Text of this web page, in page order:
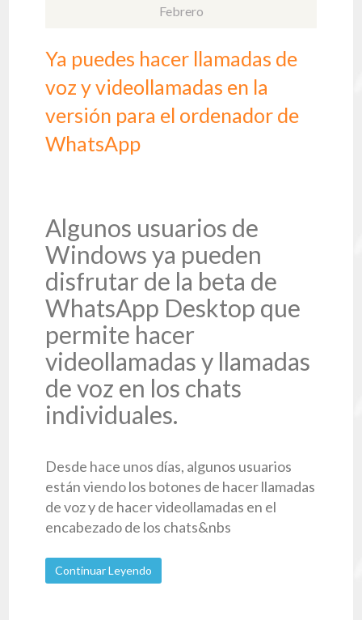
Febrero
Ya puedes hacer llamadas de
voz y videollamadas en la
versión para el ordenador de
WhatsApp
Algunos usuarios de
Windows ya pueden
disfrutar de la beta de
WhatsApp Desktop que
permite hacer
videollamadas y llamadas
de voz en los chats
individuales.
Desde hace unos días, algunos usuarios
están viendo los botones de hacer llamadas
de voz y de hacer videollamadas en el
encabezado de los chats&nbs
Continuar Leyendo